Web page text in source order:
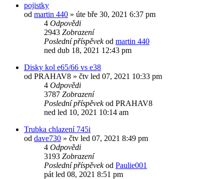
pojistky
od martin 440 » úte bře 30, 2021 6:37 pm
4 Odpovědi
2943 Zobrazení
Poslední příspěvekod martin 440
ned dub 18, 2021 12:43 pm
Disky kol e65/66 vs e38
od PRAHAV8 » čtv led 07, 2021 10:33 pm
4 Odpovědi
3787 Zobrazení
Poslední příspěvekod PRAHAV8
ned led 10, 2021 10:14 am
Trubka chlazení 745i
od dave730 » čtv led 07, 2021 8:49 pm
4 Odpovědi
3193 Zobrazení
Poslední příspěvekod Paulie001
pát led 08, 2021 8:51 pm